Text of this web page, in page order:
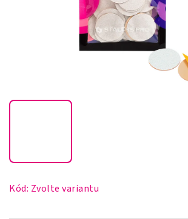
Kód: Zvolte variantu